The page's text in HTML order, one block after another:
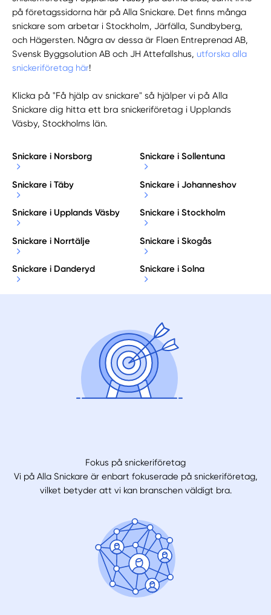
på företagssidorna här på Alla Snickare. Det finns många
snickare som arbetar i Stockholm, Järfälla, Sundbyberg,
och Hägersten. Några av dessa är Flaen Entreprenad AB,
Svensk Byggsolution AB och JH Attefallshus,utforska alla
snickeriföretag här!
Klicka på "Få hjälp av snickare" så hjälper vi på Alla
Snickare dig hitta ett bra snickeriföretag i Upplands
Väsby, Stockholms län.
Snickare i Norsborg Snickare i Sollentuna
Snickare i Täby Snickare i Johanneshov
Snickare i Upplands Väsby Snickare i Stockholm
Snickare i Norrtälje Snickare i Skogås
Snickare i Danderyd Snickare i Solna
Fokus på snickeriföretag
Vi på Alla Snickare är enbart fokuserade på snickeriföretag,
vilket betyder att vi kan branschen väldigt bra.